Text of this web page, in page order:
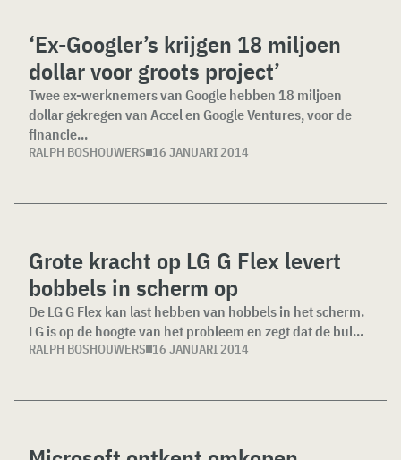
‘Ex-Googler’s krijgen 18 miljoen
dollar voor groots project’
Twee ex-werknemers van Google hebben 18 miljoen
dollar gekregen van Accel en Google Ventures, voor de
financie...
RALPH BOSHOUWERS 16 JANUARI 2014
Grote kracht op LG G Flex levert
bobbels in scherm op
De LG G Flex kan last hebben van hobbels in het scherm.
LG is op de hoogte van het probleem en zegt dat de bul...
RALPH BOSHOUWERS 16 JANUARI 2014